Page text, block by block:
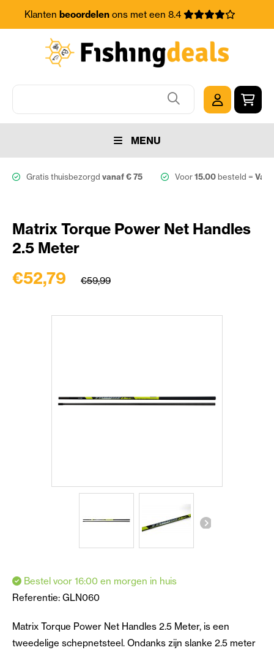
Klanten beoordelenons met een 8.4
MENU
Gratis thuisbezorgd vanaf € 75 Voor15.00besteld =
Matrix Torque Power Net Handles
2.5 Meter
€52,79 €59,99
Bestel voor 16:00 en morgen in huis
Referentie: GLN060
Matrix Torque Power Net Handles 2.5 Meter, is een
tweedelige schepnetsteel. Ondanks zijn slanke 2.5 meter